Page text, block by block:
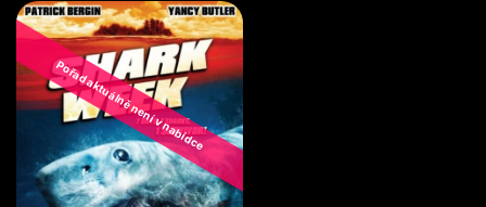
Pořad aktuálně není v nabídce